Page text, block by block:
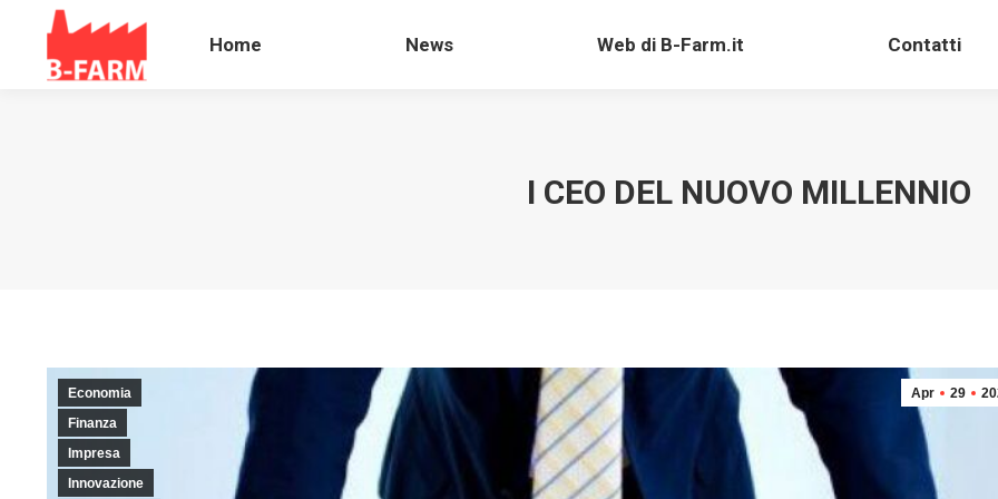
Home News Web di B-Farm.it Contatti
I CEO DEL NUOVO MILLENNIO
Apr 29
Economia
Finanza
Impresa
Innovazione
Home Web di B-Farm.it Contatti